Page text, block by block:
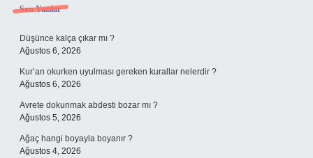
Sidebar
Son Yazılar
Düşünce kalça çıkar mı ?
Ağustos 6, 2026
Kur’an okurken uyulması gereken kurallar nelerdir ?
Ağustos 6, 2026
Avrete dokunmak abdesti bozar mı ?
Ağustos 5, 2026
Ağaç hangi boyayla boyanır ?
Ağustos 4, 2026